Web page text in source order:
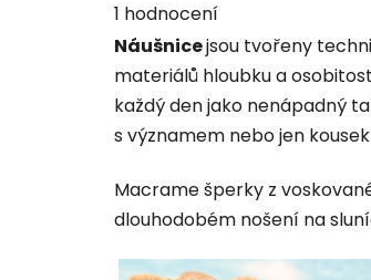
produktu
je
5,0
z
5
hvězdiček.
1 hodnocení
Náušnicejsou tvořeny
materiálů hloubku a
každý den jako nenápadný
s významem nebo jen
Macrame šperky z
dlouhodobém nošení na